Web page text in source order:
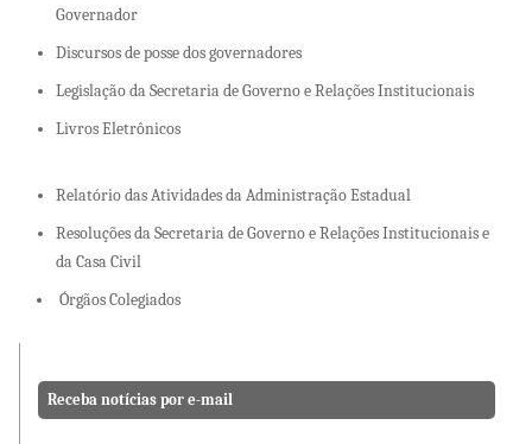
Governador
Discursos de posse dos governadores
Legislação da Secretaria de Governo e Relações Institucionais
Livros Eletrônicos
Relatório das Atividades da Administração Estadual
Resoluções da Secretaria de Governo e Relações Institucionais e
da Casa Civil
Órgãos Colegiados
Receba notícias por e-mail